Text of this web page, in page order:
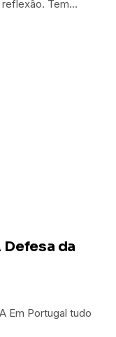
reflexão. Tem…
Defesa da
Em Portugal tudo